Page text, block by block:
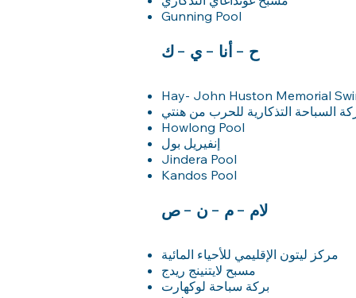
Gunning Pool
ح - أنا - ي - ك
Hay- John Huston Memorial
Howlong Pool
Jindera Pool
Kandos Pool
لام - م - ن - ص